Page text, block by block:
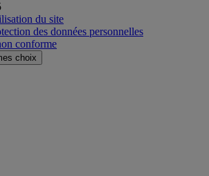
du site
des données personnelles
conforme
choix